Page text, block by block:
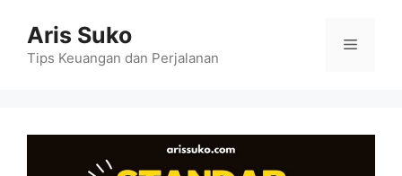
content
Aris Suko
Tips Keuangan dan Perjalanan
Menu